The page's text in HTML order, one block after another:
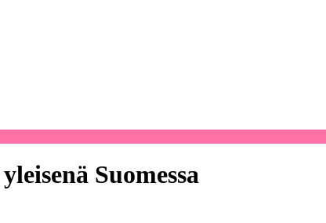
Suomessa